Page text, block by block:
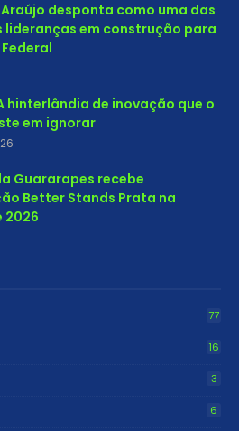
desponta como uma das
lideranças em construção para
hinterlândia de inovação que o
em ignorar
Guararapes recebe
Better Stands Prata na
2026
77
16
3
6